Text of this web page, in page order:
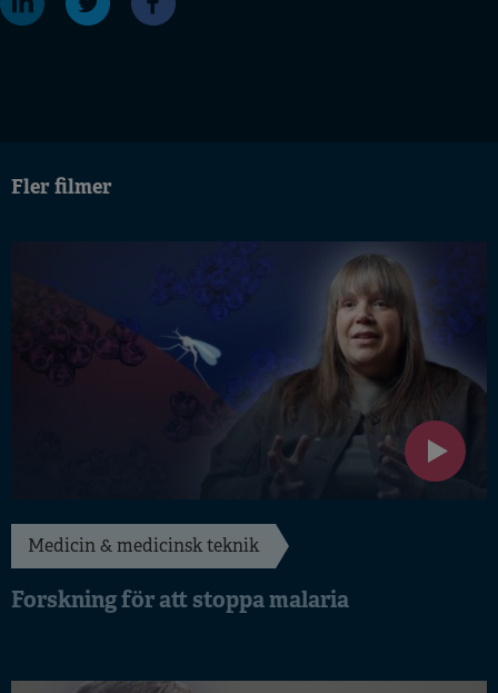
Fler filmer
Medicin & medicinsk teknik
Forskning för att stoppa malaria